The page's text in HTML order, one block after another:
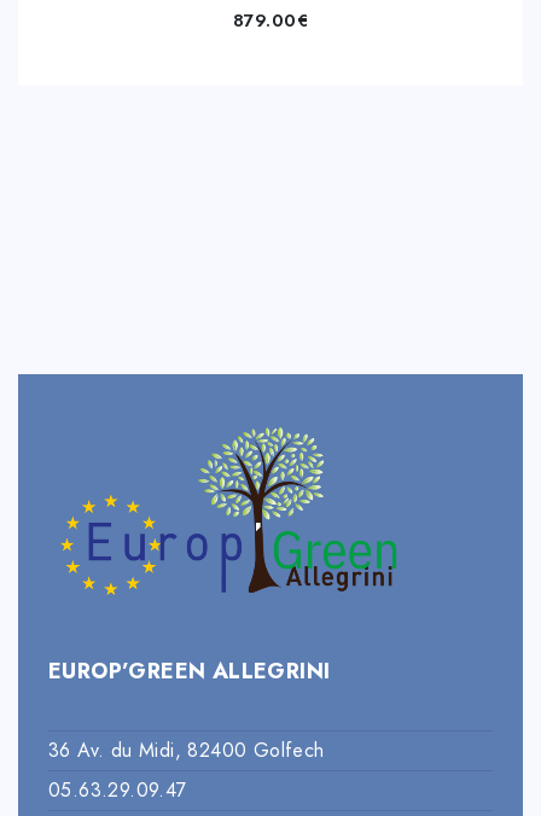
879.00€
EUROP’GREEN ALLEGRINI
36 Av. du Midi, 82400 Golfech
05.63.29.09.47